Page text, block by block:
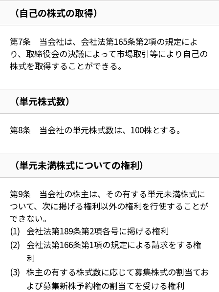
（自己の株式の取得）
第7条 当会社は、会社法第165条第2項の規定によ
り、取締役会の決議によって市場取引等により自己の
株式を取得することができる。
（単元株式数）
第8条 当会社の単元株式数は、100株とする。
（単元未満株式についての権利）
第9条 当会社の株主は、その有する単元未満株式に
ついて、次に掲げる権利以外の権利を行使することが
できない。
会社法第189条第2項各号に掲げる権利
会社法第166条第1項の規定による請求をする権
利
株主の有する株式数に応じて募集株式の割当てお
よび募集新株予約権の割当てを受ける権利